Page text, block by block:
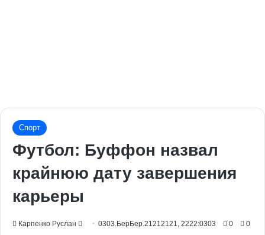
Спорт
Футбол: Буффон назвал
крайнюю дату завершения
карьеры
Карпенко Руслан
Send0303.БерБер.21212121, 2222:0303 0 0